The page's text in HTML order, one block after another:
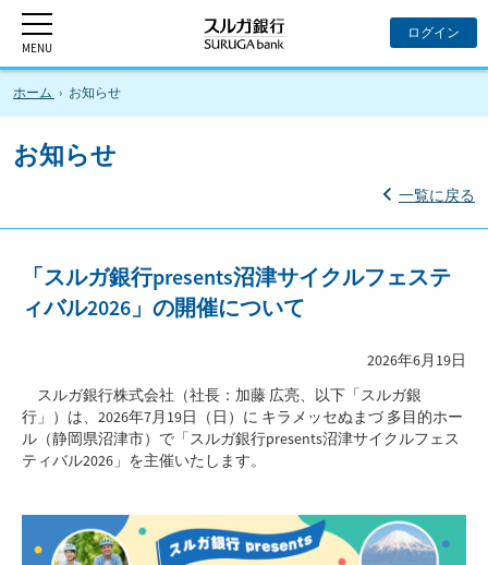
ホーム お知らせ
お知らせ
一覧に戻る
「スルガ銀行presents沼津サイクルフェステ
ィバル2026」の開催について
2026年6月19日
スルガ銀行株式会社（社長：加藤 広亮、以下「スルガ銀
行」）は、2026年7月19日（日）に キラメッセぬまづ 多目的ホー
ル（静岡県沼津市）で「スルガ銀行presents沼津サイクルフェス
ティバル2026」を主催いたします。